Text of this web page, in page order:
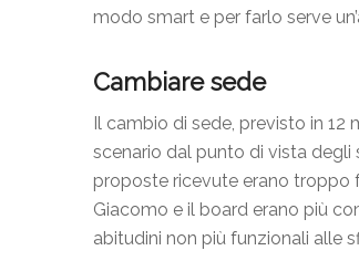
modo smart e per farlo serve
Cambiare sede
Il cambio di sede, previsto in
scenario dal punto di vista
proposte ricevute erano troppo
Giacomo e il board erano più
abitudini non più funzionali alle